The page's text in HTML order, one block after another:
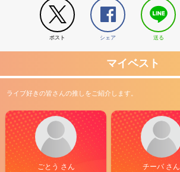
ポスト シェア 送る
マイベスト
ライブ好きの皆さんの推しをご紹介します。
ごとう さん チーバ さん